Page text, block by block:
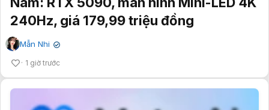
240Hz, giá 179,99 triệu đồng
Mẫn Nhi ✔
1 giờ trước